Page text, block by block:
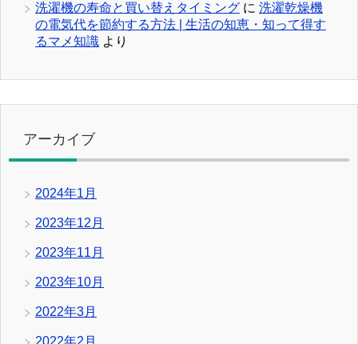
洗濯機の寿命と買い替えタイミング に 洗濯乾燥機
の電気代を節約する方法 | 生活の知恵・知って得す
るマメ知識 より
アーカイブ
2024年1月
2023年12月
2023年11月
2023年10月
2022年3月